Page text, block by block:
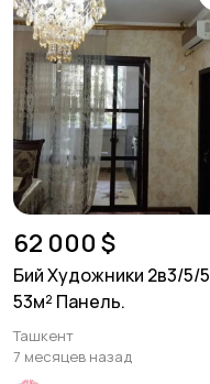
62 000 $
Бий Художники 2в3/5/5
53м² Панель.
Ташкент
7 месяцев назад